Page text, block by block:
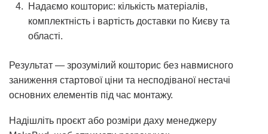
Надаємо кошторис: кількість матеріалів,
комплектність і вартість доставки по Києву та
області.
Результат — зрозумілий кошторис без навмисного
заниження стартової ціни та несподіваної нестачі
основних елементів під час монтажу.
Надішліть проєкт або розміри даху менеджеру